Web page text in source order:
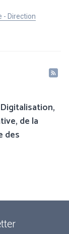
- Direction
de la
des